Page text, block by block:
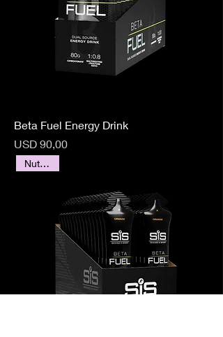
Beta Fuel Energy Drink
Precio
USD 90,00
Nutrición